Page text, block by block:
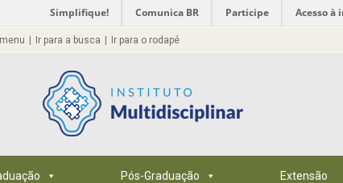
Simplifique! Comunica BR Participe Acesso à
Ir para a busca Ir para o rodapé
Pós-Graduação Extensão